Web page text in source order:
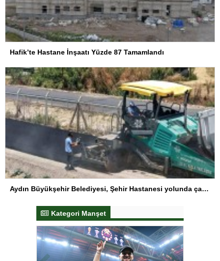
Hafik’te Hastane İnşaatı Yüzde 87 Tamamlandı
Aydın Büyükşehir Belediyesi, Şehir Hastanesi yolunda çalışmalarını sürdürüyor
Kategori Manşet